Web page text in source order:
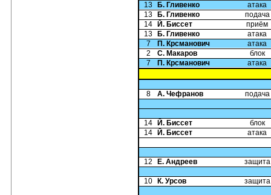
13
Б. Гливенко
атака
13
Б. Гливенко
подача
14
Й. Биссет
приём
13
Б. Гливенко
атака
7
П. Крсманович
атака
2
С. Макаров
блок
7
П. Крсманович атака
8 А. Чефранов подача
14 Й. Биссет
блок
14
Й. Биссет атака
12 Е. Андреев защита
10 К. Урсов защита